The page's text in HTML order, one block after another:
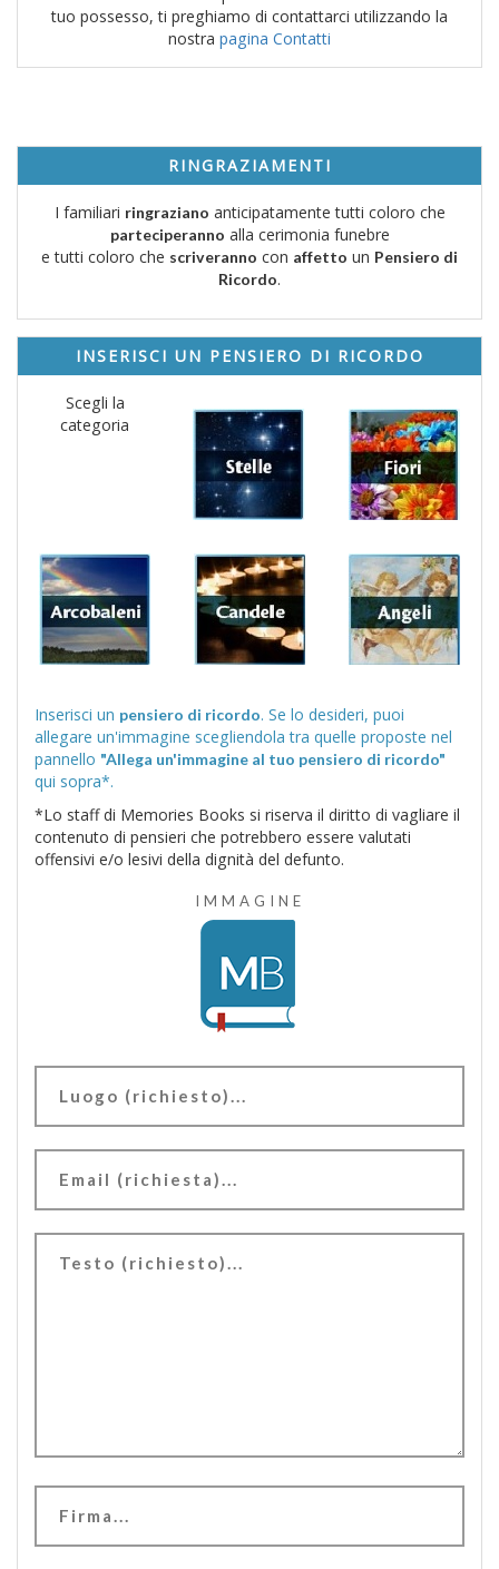
tuo possesso, ti preghiamo di contattarci utilizzando la
nostra pagina Contatti
RINGRAZIAMENTI
I familiari ringraziano anticipatamente tutti coloro che
parteciperanno alla cerimonia funebre
e tutti coloro che scriveranno con affetto un Pensiero di
Ricordo.
INSERISCI UN PENSIERO DI RICORDO
Scegli la
categoria
Inserisci un pensiero di ricordo. Se lo desideri, puoi
allegare un'immagine scegliendola tra quelle proposte nel
pannello "Allega un'immagine al tuo pensiero di ricordo"
qui sopra*.
*Lo staff di Memories Books si riserva il diritto di vagliare il
contenuto di pensieri che potrebbero essere valutati
offensivi e/o lesivi della dignità del defunto.
IMMAGINE